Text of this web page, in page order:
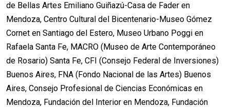
de Bellas Artes Emiliano Guiñazú-Casa de Fader en
Mendoza, Centro Cultural del Bicentenario-Museo Gómez
Cornet en Santiago del Estero, Museo Urbano Poggi en
Rafaela Santa Fe, MACRO (Museo de Arte Contemporáneo
de Rosario) Santa Fe, CFI (Consejo Federal de Inversiones)
Buenos Aires, FNA (Fondo Nacional de las Artes) Buenos
Aires, Consejo Profesional de Ciencias Económicas en
Mendoza, Fundación del Interior en Mendoza, Fundación